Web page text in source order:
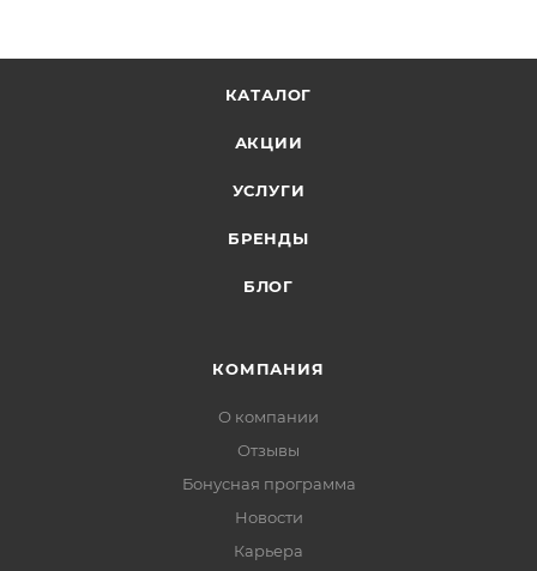
КАТАЛОГ
АКЦИИ
УСЛУГИ
БРЕНДЫ
БЛОГ
КОМПАНИЯ
О компании
Отзывы
Бонусная программа
Новости
Карьера